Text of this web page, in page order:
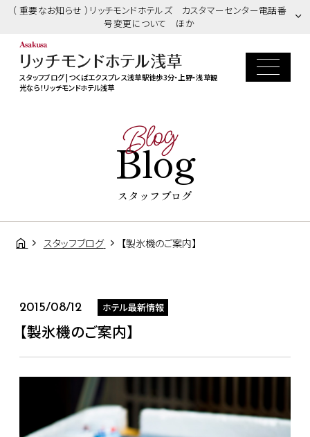
（ 重要なお知らせ ）リッチモンドホテルズ カスタマーセンター電話番
号変更について ほか
スタッフブログ | つくばエクスプレス浅草駅徒歩3分・上野・浅草観
光なら！リッチモンドホテル浅草
Blog
Blog
スタッフブログ
スタッフブログ 【製氷機のご案内】
2015/08/12 ホテル最新情報
【製氷機のご案内】